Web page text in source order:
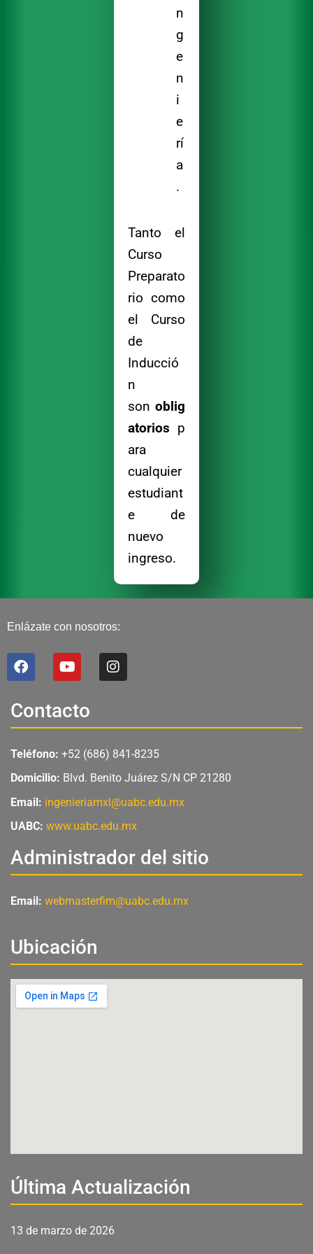
n
g
e
n
i
e
rí
a
.
Tanto el
Curso
Preparato
rio como
el Curso
de
Inducció
n
sonoblig
atorios p
ara
cualquier
estudiant
e de
nuevo
ingreso.
Enlázate con nosotros:
F
a
e
b
o
k
Y
o
u
b
I
n
g
a
m
Contacto
Teléfono: +52 (686) 841-8235
Domicilio: Blvd. Benito Juárez S/N CP 21280
Email: ingenieriamxl@uabc.edu.mx
UABC: www.uabc.edu.mx
Administrador del sitio
Email: webmasterfim@uabc.edu.mx
Ubicación
Última Actualización
13 de marzo de 2026